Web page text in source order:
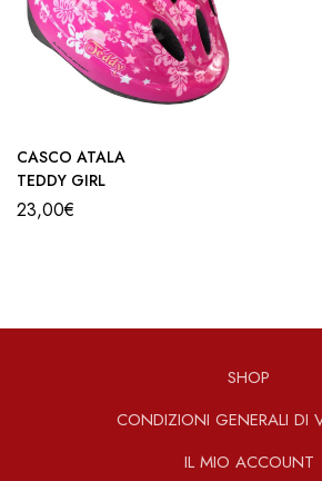
CASCO ATALA
TEDDY GIRL
23,00€
SHOP
CONDIZIONI GENERALI DI
IL MIO ACCOUNT